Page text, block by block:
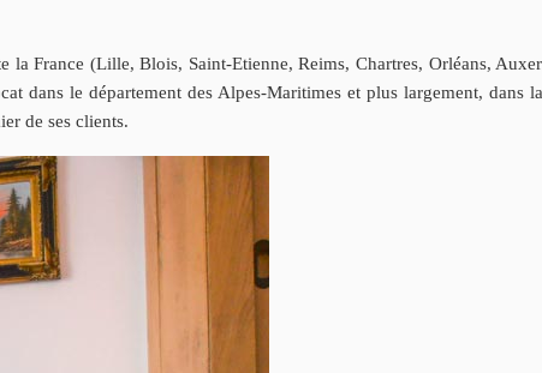
France (Lille, Blois, Saint-Etienne, Reims, Chartres, Orléans,
dans le département des Alpes-Maritimes et plus largement, dans
de ses clients.